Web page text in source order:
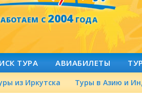
С2004ГОДА
ТУРА АВИАБИЛЕТЫ
из Иркутска Туры в Азию и